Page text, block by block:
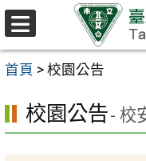
跳至主要內容區
首頁 > 校園公告
校園公告- 校
選
單